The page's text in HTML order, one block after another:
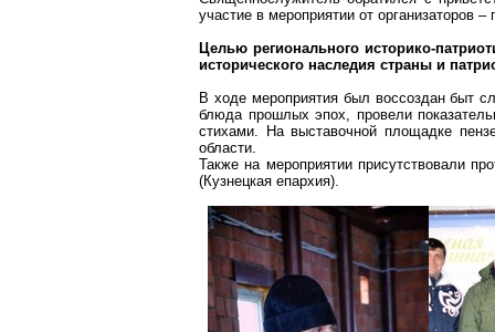
участие в мероприятии от организаторов
Целью регионального историко-
исторического наследия страны и
В ходе мероприятия был воссоздан быт
блюда прошлых эпох, провели
стихами. На выставочной площадке
области.
Также на мероприятии присутствовали
(Кузнецкая епархия).